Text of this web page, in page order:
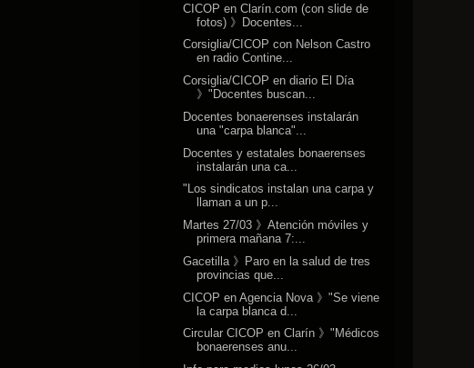
CICOP en Clarín.com (con slide de
fotos) 》Docentes...
Corsiglia/CICOP con Nelson Castro
en radio Contine...
Corsiglia/CICOP en diario El Día
》"Docentes buscan...
Docentes bonaerenses instalarán
una "carpa blanca"...
Docentes y estatales bonaerenses
instalarán una ca...
"Los sindicatos instalan una carpa y
llaman a un p...
Martes 27/03 》Atención móviles y
primera mañana 7:...
Gacetilla 》Paro en la salud de tres
provincias que...
CICOP en Agencia Nova 》"Se viene
la carpa blanca d...
Circular CICOP en Clarín 》"Médicos
bonaerenses anu...